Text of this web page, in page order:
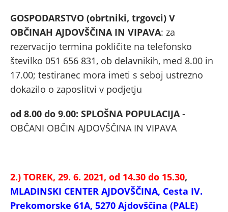
GOSPODARSTVO (obrtniki, trgovci) V
OBČINAH AJDOVŠČINA IN VIPAVA: za
rezervacijo termina pokličite na telefonsko
številko 051 656 831, ob delavnikih, med 8.00 in
17.00; testiranec mora imeti s seboj ustrezno
dokazilo o zaposlitvi v podjetju
od 8.00 do 9.00: SPLOŠNA POPULACIJA -
OBČANI OBČIN AJDOVŠČINA IN VIPAVA
2.) TOREK, 29. 6. 2021, od 14.30 do 15.30,
MLADINSKI CENTER AJDOVŠČINA, Cesta IV.
Prekomorske 61A, 5270 Ajdovščina (PALE)